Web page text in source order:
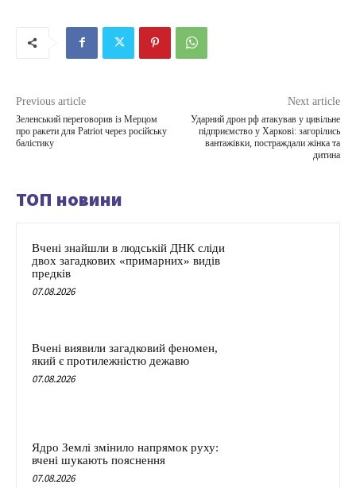
Previous article
Зеленський переговорив із Мерцом
про ракети для Patriot через російську
балістику
Next article
Ударний дрон рф атакував у цивільне
підприємство у Харкові: загорілись
вантажівки, постраждали жінка та
дитина
ТОП новини
Вчені знайшли в людській ДНК сліди
двох загадкових «примарних» видів
предків
07.08.2026
Вчені виявили загадковий феномен,
який є протилежністю дежавю
07.08.2026
Ядро Землі змінило напрямок руху:
вчені шукають пояснення
07.08.2026